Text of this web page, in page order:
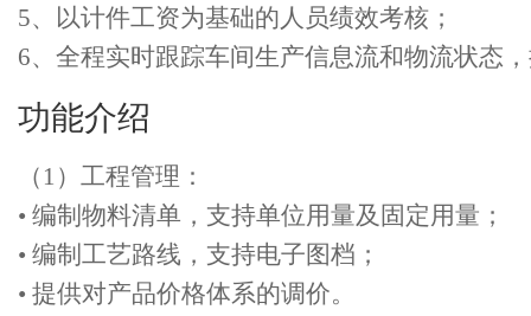
5、以计件工资为基础的人员绩效考核；
6、全程实时跟踪车间生产信息流和物流状态
功能介绍
（1）工程管理：
• 编制物料清单，支持单位用量及固定用量；
• 编制工艺路线，支持电子图档；
• 提供对产品价格体系的调价。